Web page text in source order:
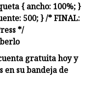
gratuita hoy y
su bandeja de